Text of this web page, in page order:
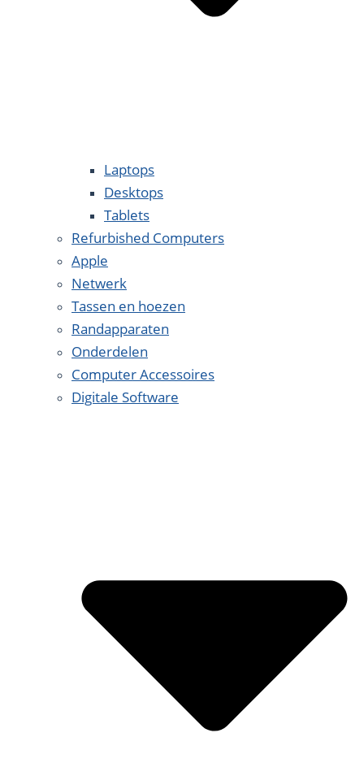
Laptops
Desktops
Tablets
Refurbished Computers
Apple
Netwerk
Tassen en hoezen
Randapparaten
Onderdelen
Computer Accessoires
Digitale Software